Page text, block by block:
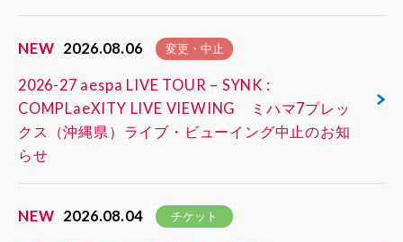
NEW 2026.08.06 変更・中止
2026-27 aespa LIVE TOUR – SYNK :
COMPLaeXITY LIVE VIEWING ミハマ7プレッ
クス（沖縄県）ライブ・ビューイング中止のお知
らせ
NEW 2026.08.04 チケット